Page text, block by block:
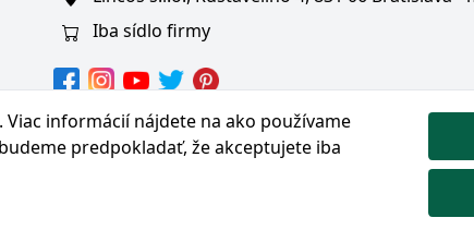
informácií nájdete na ako používame
predpokladať, že akceptujete iba
Iba sídlo firmy